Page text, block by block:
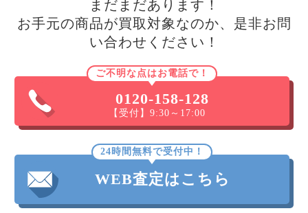
まだまだあります！
お手元の商品が買取対象なのか、是非お問
い合わせください！
ご不明な点はお電話で！
0120-158-128
【受付】9:30～17:00
24時間無料で受付中！
WEB査定はこちら